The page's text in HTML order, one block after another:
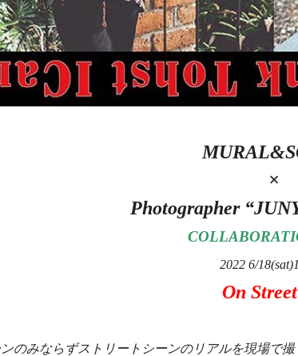
×
Photographer
2022 6/
On
のみならずストリートシーンのリアルを現場で